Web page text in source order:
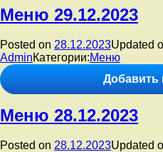
Меню 29.12.2023
Posted on 28.12.2023Updated
AdminКатегории:Меню
Добавить
Меню 28.12.2023
Posted on 28.12.2023Updated